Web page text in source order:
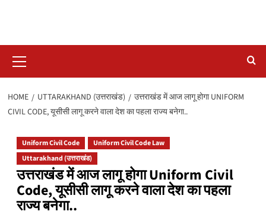
Menu
HOME UTTARAKHAND (उत्तराखंड)
उत्तराखंड में आज लागू होगा UNIFORM
CIVIL CODE, यूसीसी लागू करने वाला देश का पहला राज्‍य बनेगा..
Uniform Civil Code
Uniform Civil Code Law
Uttarakhand (उत्तराखंड)
उत्तराखंड में आज लागू होगा Uniform Civil
Code, यूसीसी लागू करने वाला देश का पहला
राज्‍य बनेगा..